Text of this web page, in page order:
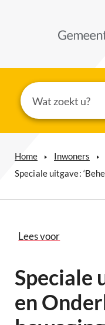
Home Inwoners
Speciale uitgave:
Lees voor
Speciale
en